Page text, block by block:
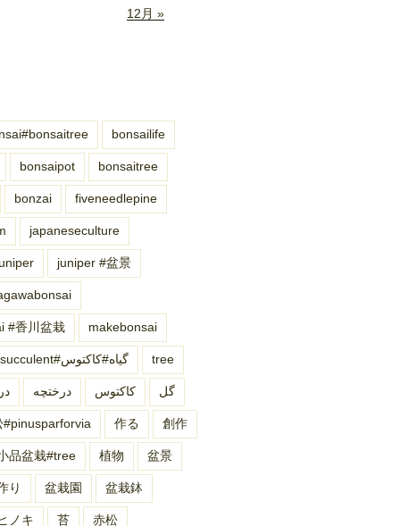
12月 »
bonsailife
bonsaipot bonsaitree
bonzai fiveneedlepine
japaneseculture
juniper #盆景
#香川盆栽 makebonsai
succulent#گیاه#کاکتوس tree
درختچه کاکتوس گل
#pinusparforvia 作る 創作
品盆栽#tree 植物 盆景
り 盆栽園 盆栽鉢
ノキ 苔 赤松